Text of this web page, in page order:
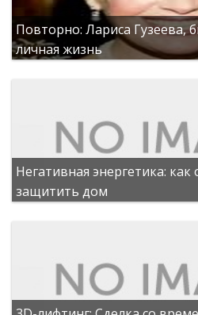
Повторно: Лариса Гузеева,
личная жизнь
Негативная энергетика: как
защитить дом